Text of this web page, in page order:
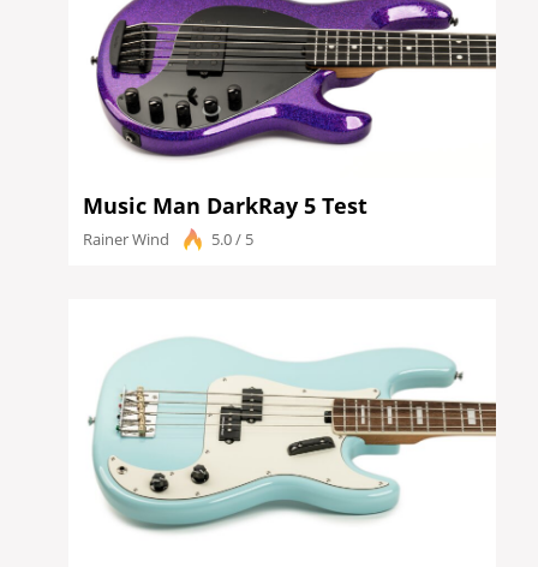
Music Man DarkRay 5 Test
Rainer Wind 5.0 / 5